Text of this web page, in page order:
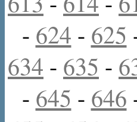
- 624 - 625
634 - 635 -
- 645 - 646